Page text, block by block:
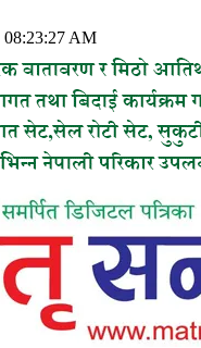
08:23:29 AM